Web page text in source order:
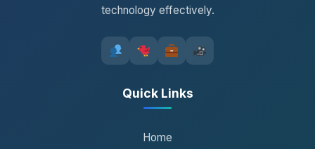
technology effectively.
Quick Links
Home